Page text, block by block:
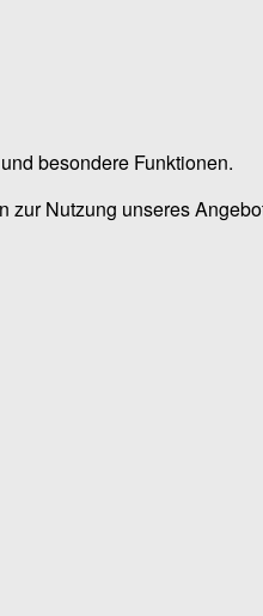
besondere Funktionen.
Nutzung unseres